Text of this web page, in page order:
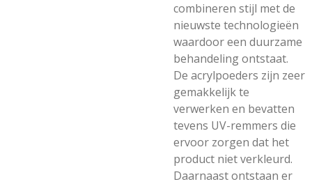
combineren stijl met de
nieuwste technologieën
waardoor een duurzame
behandeling ontstaat.
De acrylpoeders zijn zeer
gemakkelijk te
verwerken en bevatten
tevens UV-remmers die
ervoor zorgen dat het
product niet verkleurd.
Daarnaast ontstaan er